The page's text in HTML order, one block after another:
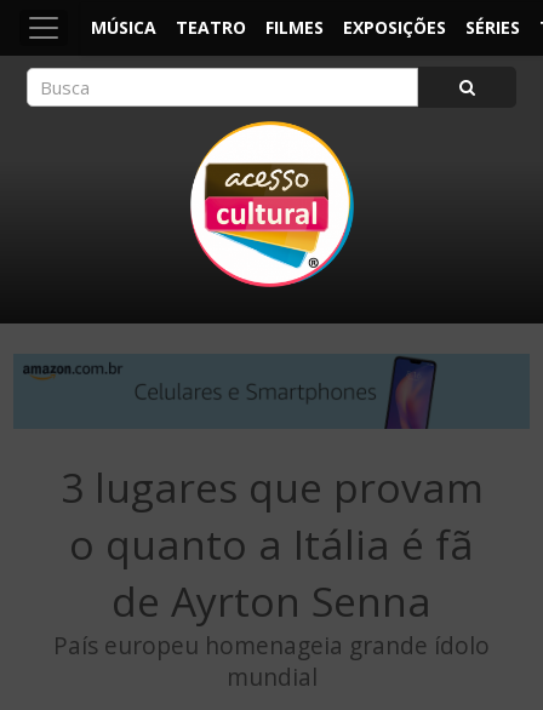
MÚSICA TEATRO FILMES EXPOSIÇÕES SÉRIES
3 lugares que provam
o quanto a Itália é fã
de Ayrton Senna
País europeu homenageia grande ídolo
mundial